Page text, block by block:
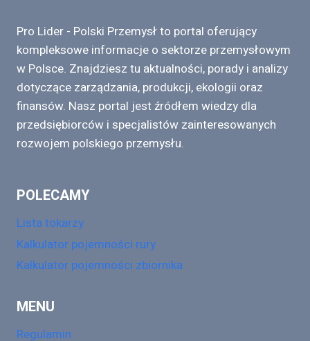
Pro Lider - Polski Przemysł to portal oferujący
kompleksowe informacje o sektorze przemysłowym
w Polsce. Znajdziesz tu aktualności, porady i analizy
dotyczące zarządzania, produkcji, ekologii oraz
finansów. Nasz portal jest źródłem wiedzy dla
przedsiębiorców i specjalistów zainteresowanych
rozwojem polskiego przemysłu.
POLECAMY
Lista tokarzy
Kalkulator pojemności rury
Kalkulator pojemności zbiornika
MENU
Regulamin